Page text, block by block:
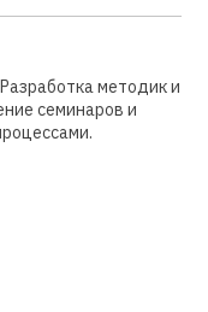
методик и
семинаров и